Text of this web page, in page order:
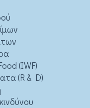
(IWF)
(R & D)